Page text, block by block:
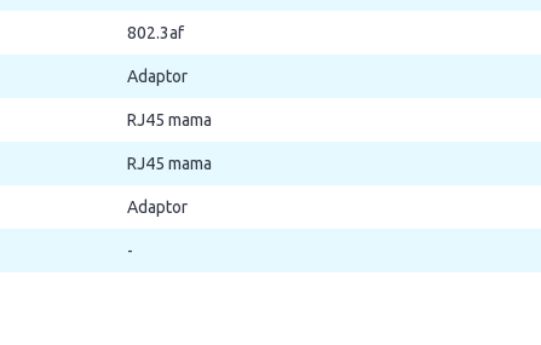
802.3af
Adaptor
RJ45 mama
RJ45 mama
Adaptor
-